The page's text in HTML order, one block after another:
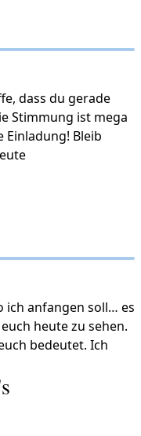
dass du gerade
Stimmung ist mega
Einladung! Bleib
ich anfangen soll… es
heute zu sehen.
bedeutet. Ich